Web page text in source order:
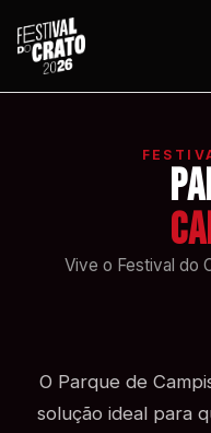
Saltar para o conteúdo
Vive o Festival do
O Parque de
solução ideal para
COMPRAR BILHETE